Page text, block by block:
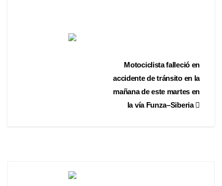
Motociclista falleció en
accidente de tránsito en la
mañana de este martes en
la vía Funza–Siberia